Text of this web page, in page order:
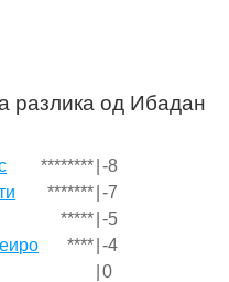
разлика од Ибадан
******** -8
******* -7
***** -5
**** -4
0